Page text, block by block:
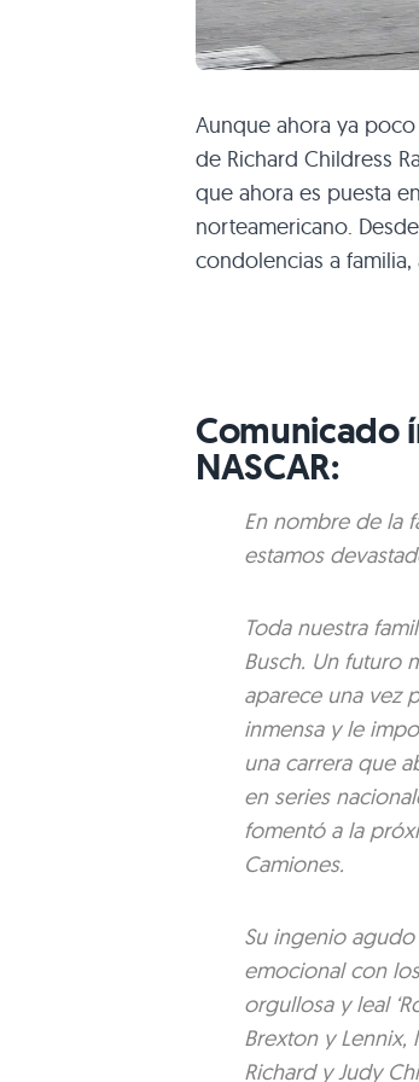
Aunque ahora ya
de Richard Childress
que ahora es puesta
norteamericano.
condolencias a
Comunicado
NASCAR:
En nombre de la
estamos
Toda nuestra
Busch. Un futuro
aparece una vez
inmensa y le
una carrera que
en series
fomentó a la
Camiones.
Su ingenio
emocional con
orgullosa y leal
Brexton y Lennix,
Richard y Judy